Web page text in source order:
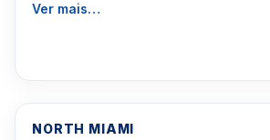
Ver mais…
NORTH MIAMI